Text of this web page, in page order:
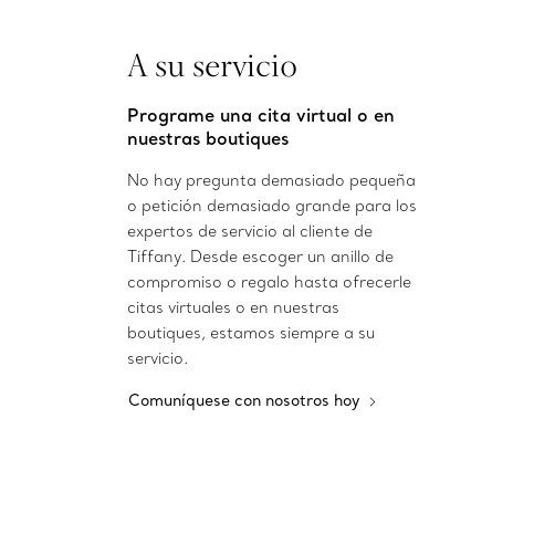
A su servicio
Programe una cita virtual o en
nuestras boutiques
No hay pregunta demasiado pequeña
o petición demasiado grande para los
expertos de servicio al cliente de
Tiffany. Desde escoger un anillo de
compromiso o regalo hasta ofrecerle
citas virtuales o en nuestras
boutiques, estamos siempre a su
servicio.
Comuníquese con nosotros hoy